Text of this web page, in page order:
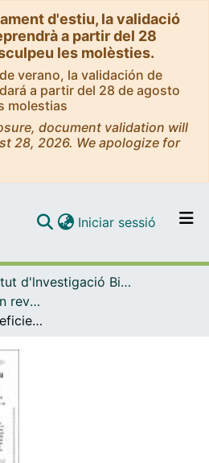
d'estiu, la validació
a partir del 28
les molèsties.
verano, la validación de
a partir del 28 de agosto
molestias
document validation will
28, 2026. We apologize for
Navega per tot el DD
Com publicar
Contacte
Iniciar sessió (current)
Institut d'lnvestigació Biomèdica de Bellvitge (IDIBELL)
Articles publicats en revistes (Institut d'lnvestigació Biomèdica de Bellvitge (IDIBELL))
Human type I IFN deficiency does not impair B cell response to SARS-CoV-2 mRNA vaccination